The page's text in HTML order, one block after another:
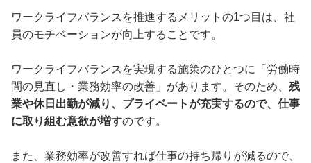
ワークライフバランスを推進するメリットの1つ目は、社
員のモチベーションが向上することです。
ワークライフバランスを実現する施策のひとつに「労働時
間の見直し・業務効率の改善」があります。そのため、 残
業や休日出勤が減り、プライベートが充実するので、仕事
に取り組む意欲が増すのです。
また、業務効率が改善すれば仕事の持ち帰りが減るので、